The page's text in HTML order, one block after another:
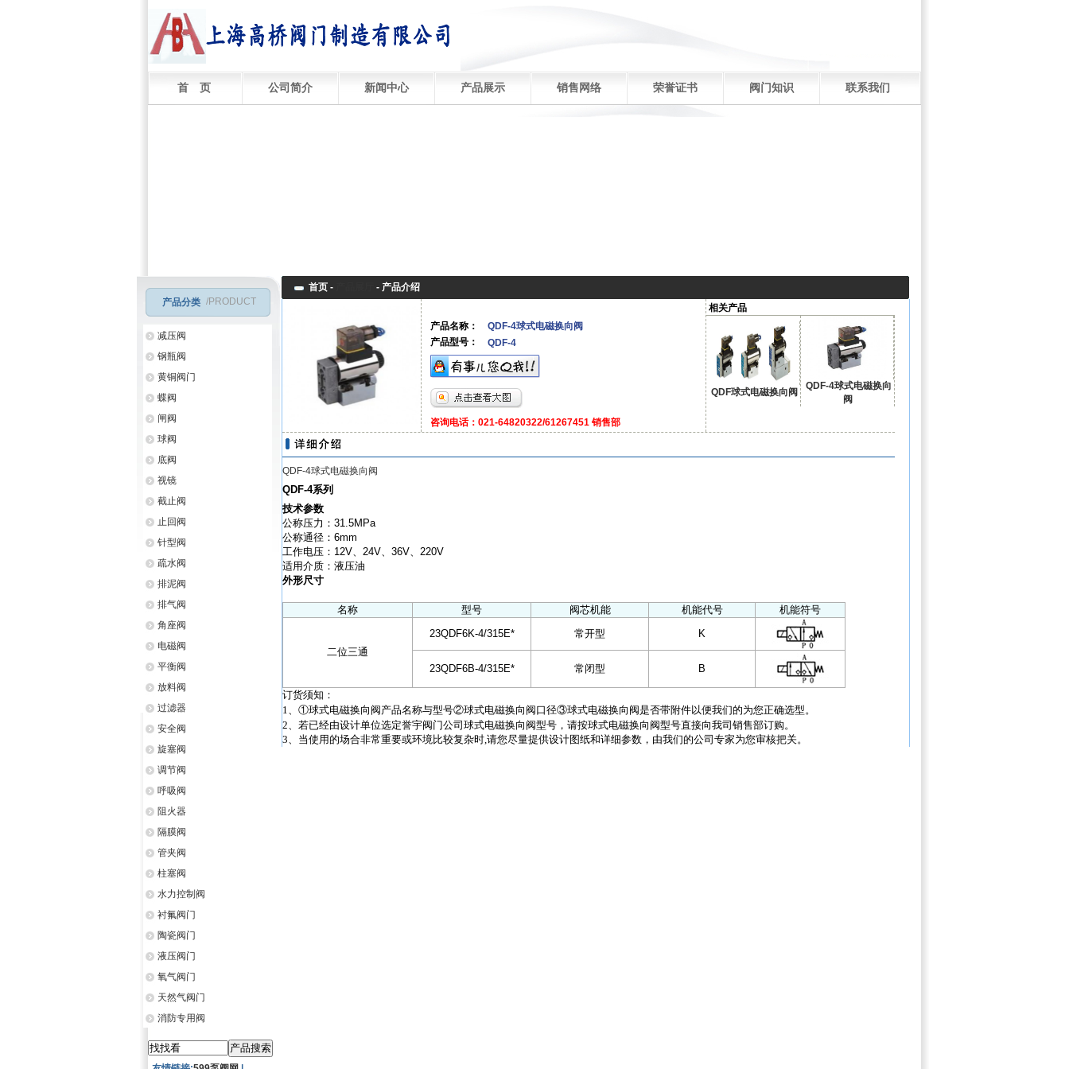
首 页 公司简介 新闻中心 产品展示 销售网络 荣誉证书 阀门知识 联系我们
产品分类 /PRODUCT
减压阀
钢瓶阀
黄铜阀门
蝶阀
闸阀
球阀
底阀
视镜
截止阀
止回阀
针型阀
疏水阀
排泥阀
排气阀
角座阀
电磁阀
平衡阀
放料阀
过滤器
安全阀
旋塞阀
调节阀
呼吸阀
阻火器
隔膜阀
管夹阀
柱塞阀
水力控制阀
衬氟阀门
陶瓷阀门
液压阀门
氧气阀门
天然气阀门
消防专用阀
首页 - - 产品介绍
产品名称：
QDF-4球式电磁换向阀
产品型号：
QDF-4
咨询电话：021-64820322/61267451 销售部
相关产品
QDF球式电磁换向阀
QDF-4球式电磁换向
阀
QDF-4球式电磁换向阀
QDF-4系列
技术参数
公称压力：31.5MPa
公称通径：6mm
工作电压：12V、24V、36V、220V
适用介质：液压油
外形尺寸
名称 型号 阀芯机能 机能代号 机能符号
二位三通
23QDF6K-4/315E* 常开型 K
23QDF6B-4/315E* 常闭型 B
订货须知：
1、①球式电磁换向阀产品名称与型号②球式电磁换向阀口径③球式电磁换向阀是否带附件以便我们的为您正确选型。
2、若已经由设计单位选定誉宇阀门公司球式电磁换向阀型号，请按球式电磁换向阀型号直接向我司销售部订购。
3、当使用的场合非常重要或环境比较复杂时,请您尽量提供设计图纸和详细参数，由我们的公司专家为您审核把关。